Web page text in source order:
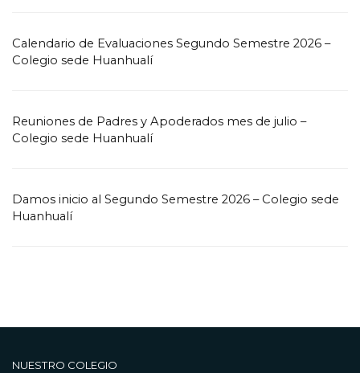
Calendario de Evaluaciones Segundo Semestre 2026 –
Colegio sede Huanhualí
Reuniones de Padres y Apoderados mes de julio –
Colegio sede Huanhualí
Damos inicio al Segundo Semestre 2026 – Colegio sede
Huanhualí
NUESTRO COLEGIO